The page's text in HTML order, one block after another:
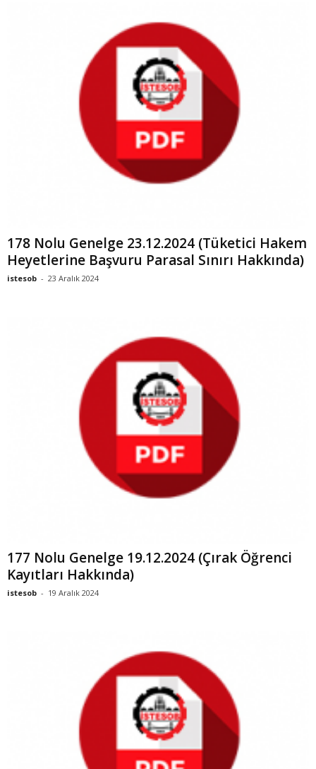
178 Nolu Genelge 23.12.2024 (Tüketici Hakem
Heyetlerine Başvuru Parasal Sınırı Hakkında)
istesob - 23 Aralık 2024
177 Nolu Genelge 19.12.2024 (Çırak Öğrenci
Kayıtları Hakkında)
istesob - 19 Aralık 2024